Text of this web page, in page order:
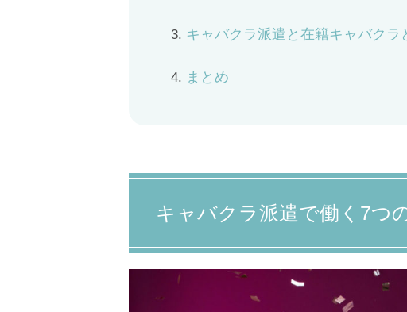
キャバクラ派遣と在籍キャバクラ
まとめ
キャバクラ派遣で働く7つ